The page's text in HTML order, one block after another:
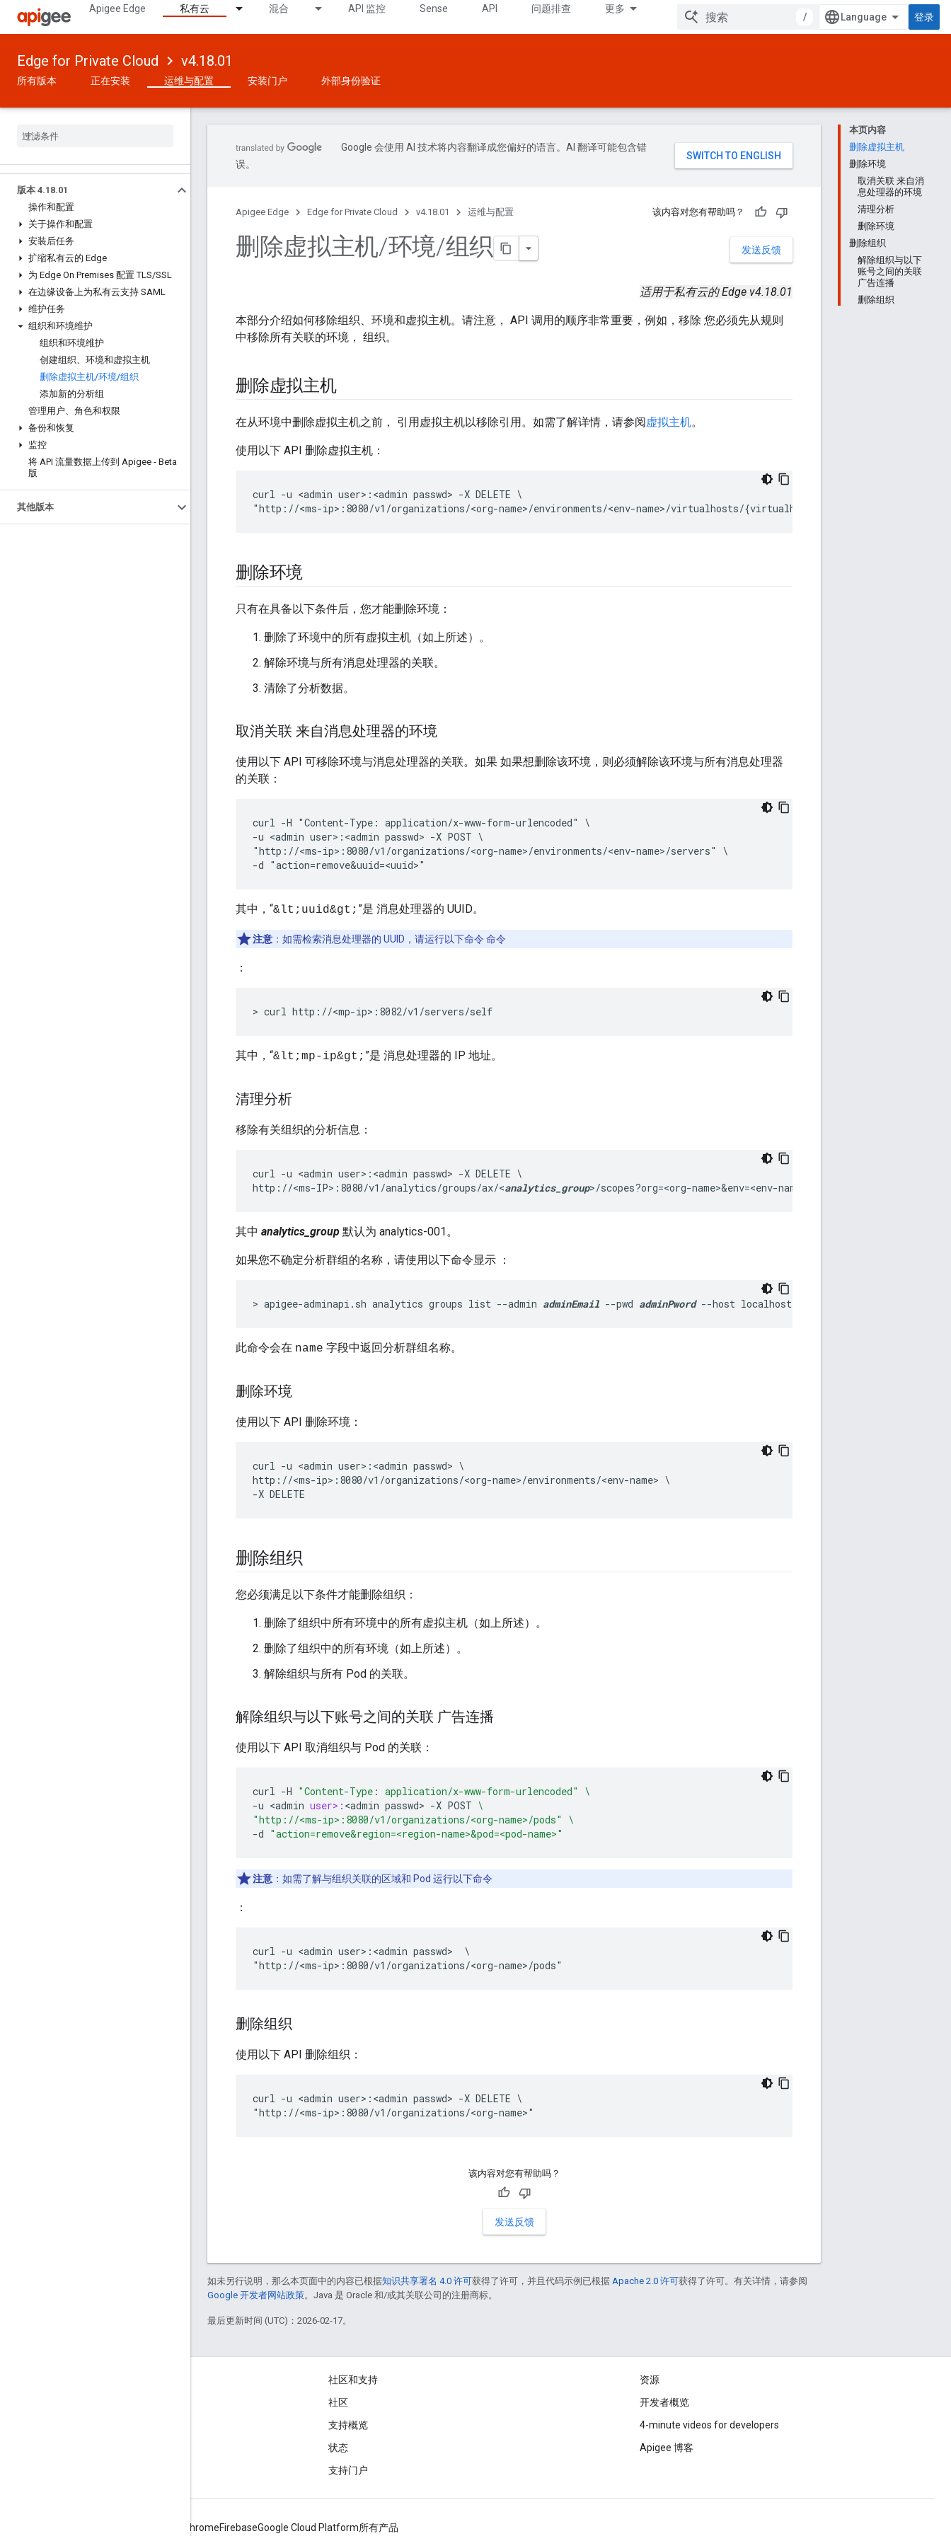
Apigee Edge 私有云 混合 API 监控 Sense API 问题排查 更多
/ 登录
Edge for Private Cloud v4.18.01
所有版本 正在安装 运维与配置 安装门户 外部身份验证
版本 4.18.01
操作和配置
关于操作和配置
安装后任务
扩缩私有云的 Edge
为 Edge On Premises 配置 TLS/SSL
在边缘设备上为私有云支持 SAML
维护任务
组织和环境维护
组织和环境维护
创建组织、环境和虚拟主机
删除虚拟主机/环境/组织
添加新的分析组
管理用户、角色和权限
备份和恢复
监控
将 API 流量数据上传到 Apigee - Beta
版
其他版本
本页内容
删除虚拟主机
删除环境
取消关联 来自消
息处理器的环境
清理分析
删除环境
删除组织
解除组织与以下
账号之间的关联
广告连播
删除组织
Google 会使用 AI 技术将内容翻译成您偏好的语言。AI 翻译可能包含错
误。
Apigee Edge Edge for Private Cloud v4.18.01 运维与配置 该内容对您有帮助吗？
发送反馈
删除虚拟主机/环境/组织
适用于私有云的 Edge v4.18.01
本部分介绍如何移除组织、环境和虚拟主机。请注意， API 调用的顺序非常重要，例如，移除 您必须先从规则
中移除所有关联的环境， 组织。
删除虚拟主机
在从环境中删除虚拟主机之前， 引用虚拟主机以移除引用。如需了解详情，请参阅虚拟主机。
使用以下 API 删除虚拟主机：
curl -u <admin user>:<admin passwd> -X DELETE \
"http://<ms-ip>:8080/v1/organizations/<org-name>/environments/<env-name>/virtualhosts/{virtualhost_name}"
删除环境
只有在具备以下条件后，您才能删除环境：
删除了环境中的所有虚拟主机（如上所述）。
解除环境与所有消息处理器的关联。
清除了分析数据。
取消关联 来自消息处理器的环境
使用以下 API 可移除环境与消息处理器的关联。如果 如果想删除该环境，则必须解除该环境与所有消息处理器
的关联：
curl -H "Content-Type: application/x-www-form-urlencoded" \
-u <admin user>:<admin passwd> -X POST \
"http://<ms-ip>:8080/v1/organizations/<org-name>/environments/<env-name>/servers" \
-d "action=remove&uuid=<uuid>"
其中，“&lt;uuid&gt; ”是 消息处理器的 UUID。
注意 ：如需检索消息处理器的 UUID，请运行以下命令 命令
：
> curl http://<mp-ip>:8082/v1/servers/self
其中，“&lt;mp-ip&gt; ”是 消息处理器的 IP 地址。
清理分析
移除有关组织的分析信息：
curl -u <admin user>:<admin passwd> -X DELETE \
http://<ms-IP>:8080/v1/analytics/groups/ax/<analytics_group>/scopes?org=<org-name>&env=<env-name>
其中 analytics_group 默认为 analytics-001。
如果您不确定分析群组的名称，请使用以下命令显示 ：
> apigee-adminapi.sh analytics groups list --admin adminEmail --pwd adminPword --host localhost
此命令会在 name 字段中返回分析群组名称。
删除环境
使用以下 API 删除环境：
curl -u <admin user>:<admin passwd> \
http://<ms-ip>:8080/v1/organizations/<org-name>/environments/<env-name> \
-X DELETE
删除组织
您必须满足以下条件才能删除组织：
删除了组织中所有环境中的所有虚拟主机（如上所述）。
删除了组织中的所有环境（如上所述）。
解除组织与所有 Pod 的关联。
解除组织与以下账号之间的关联 广告连播
使用以下 API 取消组织与 Pod 的关联：
curl -H "Content-Type: application/x-www-form-urlencoded"
\
-u <admin user>: <admin passwd> -X POST \
"http://<ms-ip>:8080/v1/organizations/<org-name>/pods"
\
-d "action=remove&region=<region-name>&pod=<pod-name>"
注意 ：如需了解与组织关联的区域和 Pod 运行以下命令
：
curl -u <admin user>:<admin passwd>  \
"http://<ms-ip>:8080/v1/organizations/<org-name>/pods"
删除组织
使用以下 API 删除组织：
curl -u <admin user>:<admin passwd> -X DELETE \
"http://<ms-ip>:8080/v1/organizations/<org-name>"
该内容对您有帮助吗？
发送反馈
如未另行说明，那么本页面中的内容已根据知识共享署名 4.0 许可获得了许可，并且代码示例已根据 Apache 2.0 许可获得了许可。有关详情，请参阅
Google 开发者网站政策。Java 是 Oracle 和/或其关联公司的注册商标。
最后更新时间 (UTC)：2026-02-17。
社区和支持
社区
支持概览
状态
支持门户
资源
开发者概览
4-minute videos for developers
Apigee 博客
ChromeFirebaseGoogle Cloud Platform所有产品